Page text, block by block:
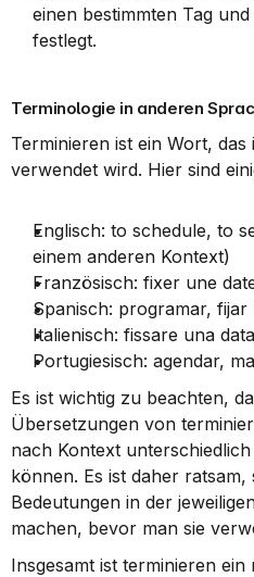
einen bestimmten Tag
festlegt.
Terminologie in anderen
Terminieren ist ein Wort,
verwendet wird. Hier sind
Englisch: to schedule, to
einem anderen Kontext)
Französisch: fixer une
Spanisch: programar,
Italienisch: fissare una
Portugiesisch: agendar,
Es ist wichtig zu beachten,
Übersetzungen von
nach Kontext
können. Es ist daher
Bedeutungen in der
machen, bevor man sie
Insgesamt ist terminieren